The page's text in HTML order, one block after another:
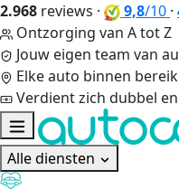
2.968 reviews · 9,8/10 ·
Ontzorging van A tot Z
Jouw eigen team van
Elke auto binnen bereik
Verdient zich dubbel
Alle diensten